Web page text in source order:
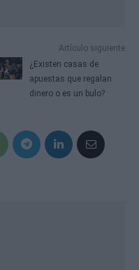
Artículo siguiente
¿Existen casas de
apuestas que regalan
dinero o es un bulo?